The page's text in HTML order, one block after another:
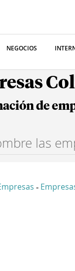
NEGOCIOS
de
-